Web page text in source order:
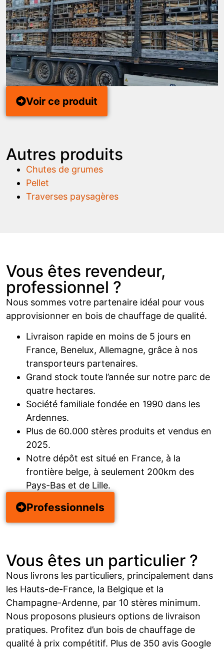
Voir ce produit
Autres produits
Chutes de grumes
Pellet
Traverses paysagères
Vous êtes revendeur,
professionnel ?
Nous sommes votre partenaire idéal pour vous
approvisionner en bois de chauffage de qualité.
Livraison rapide en moins de 5 jours en
France, Benelux, Allemagne, grâce à nos
transporteurs partenaires.
Grand stock toute l’année sur notre parc de
quatre hectares.
Société familiale fondée en 1990 dans les
Ardennes.
Plus de 60.000 stères produits et vendus en
2025.
Notre dépôt est situé en France, à la
frontière belge, à seulement 200km des
Pays-Bas et de Lille.
Professionnels
Vous êtes un particulier ?
Nous livrons les particuliers, principalement dans
les Hauts-de-France, la Belgique et la
Champagne-Ardenne, par 10 stères minimum.
Nous proposons plusieurs options de livraison
pratiques. Profitez d’un bois de chauffage de
qualité à prix compétitif. Plus de 350 avis Google